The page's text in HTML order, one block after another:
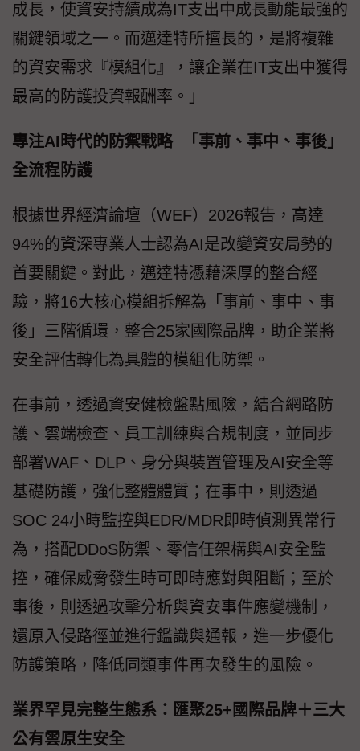
成長，使資安持續成為IT支出中成長動能最強的
關鍵領域之一。而邁達特所擅長的，是將複雜
的資安需求『模組化』，讓企業在IT支出中獲得
最高的防護投資報酬率。」
專注AI時代的防禦戰略 「事前、事中、事後」
全流程防護
根據世界經濟論壇（WEF）2026報告，高達
94%的資深專業人士認為AI是改變資安局勢的
首要關鍵。對此，邁達特憑藉深厚的整合經
驗，將16大核心模組拆解為「事前、事中、事
後」三階循環，整合25家國際品牌，助企業將
安全評估轉化為具體的模組化防禦。
在事前，透過資安健檢盤點風險，結合網路防
護、雲端檢查、員工訓練與合規制度，並同步
部署WAF、DLP、身分與裝置管理及AI安全等
基礎防護，強化整體體質；在事中，則透過
SOC 24小時監控與EDR/MDR即時偵測異常行
為，搭配DDoS防禦、零信任架構與AI安全監
控，確保威脅發生時可即時應對與阻斷；至於
事後，則透過攻擊分析與資安事件應變機制，
還原入侵路徑並進行鑑識與通報，進一步優化
防護策略，降低同類事件再次發生的風險。
業界罕見完整生態系：匯聚25+國際品牌＋三大
公有雲原生安全